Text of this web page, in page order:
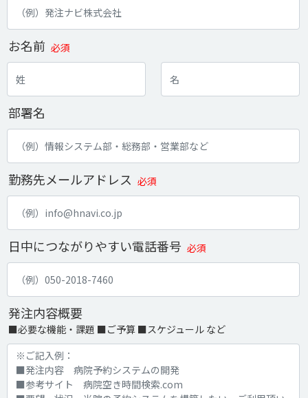
お名前 必須
部署名
勤務先メールアドレス 必須
日中につながりやすい電話番号 必須
発注内容概要
■必要な機能・課題 ■ご予算 ■スケジュール など